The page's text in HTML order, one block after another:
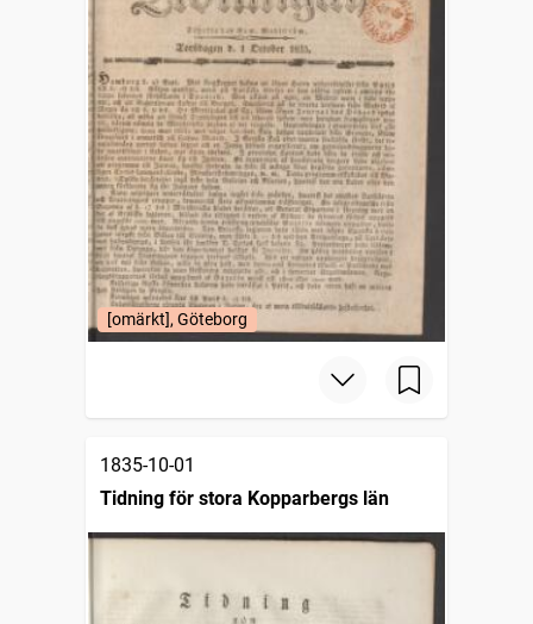
[omärkt], Göteborg
1835-10-01
Tidning för stora Kopparbergs län